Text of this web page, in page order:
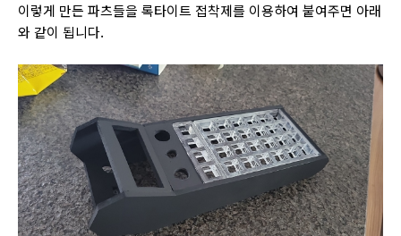
이렇게 만든 파츠들을 록타이트 접착제를 이용하여 붙여주면 아래
와 같이 됩니다.